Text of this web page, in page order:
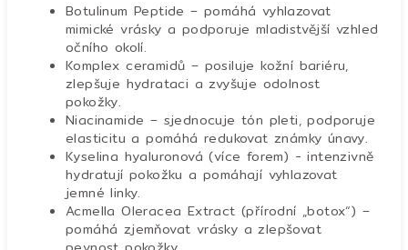
Botulinum Peptide – pomáhá vyhlazovat
mimické vrásky a podporuje mladistvější vzhled
očního okolí.
Komplex ceramidů – posiluje kožní bariéru,
zlepšuje hydrataci a zvyšuje odolnost
pokožky.
Niacinamide – sjednocuje tón pleti, podporuje
elasticitu a pomáhá redukovat známky únavy.
Kyselina hyaluronová (více forem) - intenzivně
hydratují pokožku a pomáhají vyhlazovat
jemné linky.
Acmella Oleracea Extract (přírodní „botox“) –
pomáhá zjemňovat vrásky a zlepšovat